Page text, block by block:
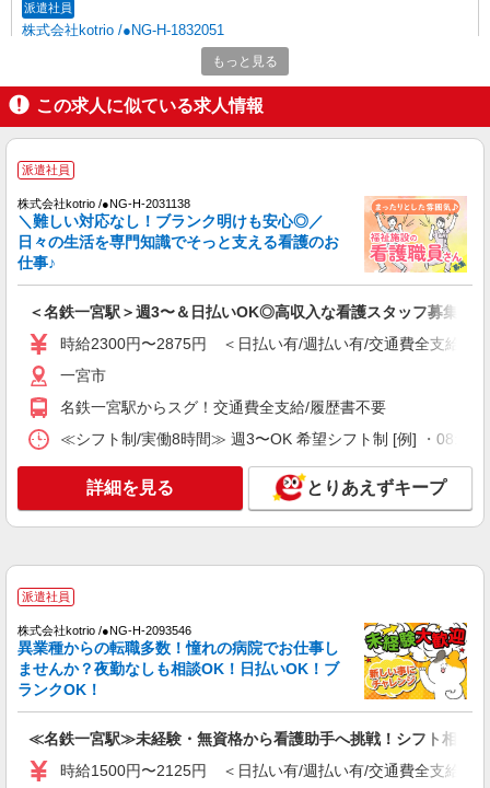
派遣社員
株式会社kotrio /●NG-H-1832051
福祉看護は人生のサポーター。シニア住宅の看
護STAFF。日払いOK
時給2300円〜2875円＜交通費全額支給/日払
い・週払いOK/履歴書不要＞
キープ 詳細を見る
正社員
アスケア訪問入浴 一宮
月給258,000円〜274,000円（地域による） 別
途交通費支給（30000円上限/月） 別途残業手当
キープ 詳細を見る
パート
アスケア訪問入浴 一宮
時給1695円〜1745円 ※経験・能力による
キープ 詳細を見る
SOMPOヘルスサポート株式会社 全支援対応コース
報酬：出来高制 報酬額（消費税抜き）： ・事
もっと見る
この求人に似ている求人情報
派遣社員
株式会社kotrio /●NG-H-2031138
＼難しい対応なし！ブランク明けも安心◎／
日々の生活を専門知識でそっと支える看護のお
仕事♪
＜名鉄一宮駅＞週3〜＆日払いOK◎高収入な看護スタッフ募集！
時給2300円〜2875円 ＜日払い有/週払い有/交通費全支給(ガ
一宮市
名鉄一宮駅からスグ！交通費全支給/履歴書不要
≪シフト制/実働8時間≫ 週3〜OK 希望シフト制 [例] ・
詳細を見る とりあえずキープ
派遣社員
株式会社kotrio /●NG-H-2093546
異業種からの転職多数！憧れの病院でお仕事し
ませんか？夜勤なしも相談OK！日払いOK！ブ
ランクOK！
≪名鉄一宮駅≫未経験・無資格から看護助手へ挑戦！シフト相談
時給1500円〜2125円 ＜日払い有/週払い有/交通費全支給(ガ